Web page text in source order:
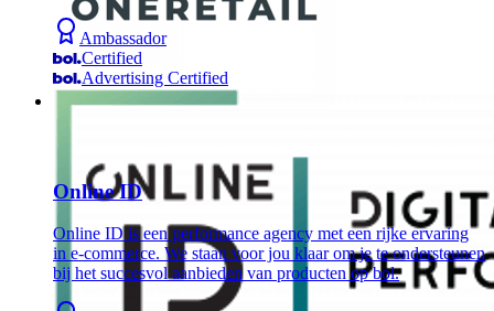
Ambassador
Certified
Advertising Certified
Online ID
Online ID is een performance agency met een rijke ervaring
in e-commerce. We staan voor jou klaar om je te ondersteunen
bij het succesvol aanbieden van producten op bol.